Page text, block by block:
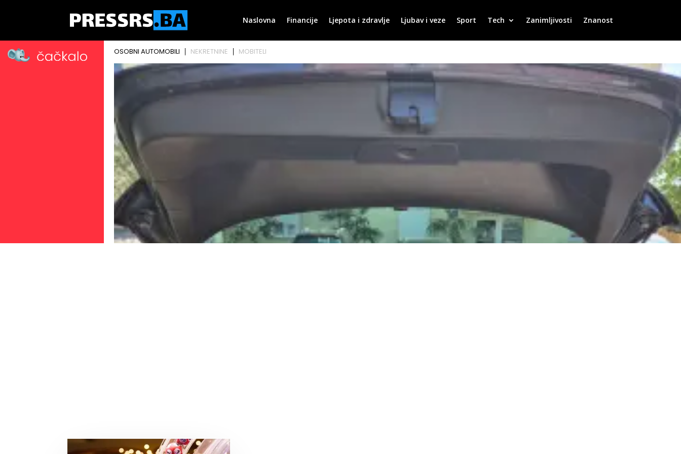
Naslovna Financije Ljepota i zdravlje Ljubav i veze Sport Tech Zanimljivosti Znanost